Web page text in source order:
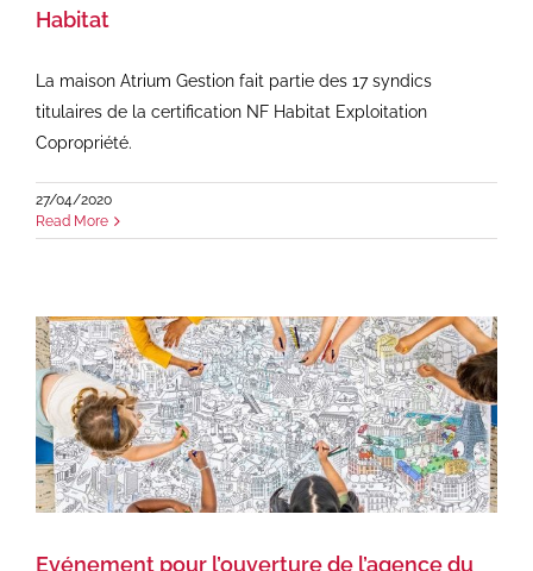
Habitat
La maison Atrium Gestion fait partie des 17 syndics
titulaires de la certification NF Habitat Exploitation
Copropriété.
27/04/2020
Read More
Evénement pour l’ouverture de l’agence du